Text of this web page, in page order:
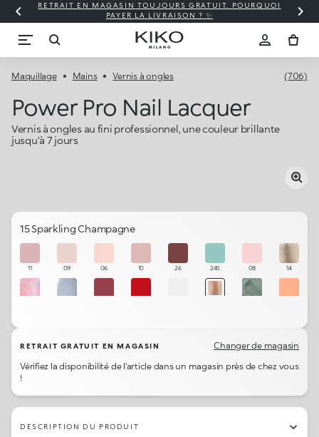
RETRAIT EN MAGASIN TOUJOURS GRATUIT. POURQUOI
PAYER LA LIVRAISON ? ✨
Maquillage Mains Vernis à ongles (706)
Power Pro Nail Lacquer
Vernis à ongles au fini professionnel, une couleur brillante
jusqu’à 7 jours
15 Sparkling Champagne
11 09 06 10 26 245 08 14
232 18 243 244 23 237 05 16
RETRAIT GRATUIT EN MAGASIN
Changer de magasin
Vérifiez la disponibilité de l'article dans un magasin près de chez vous
!
DESCRIPTION DU PRODUIT